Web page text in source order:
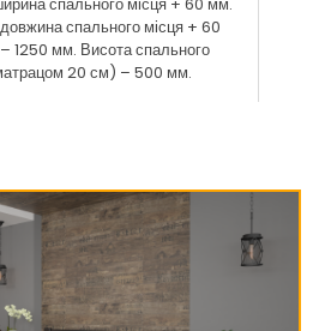
спального місця + 60
1250 мм. Висота спального
матрацом 20 см) – 500 мм.